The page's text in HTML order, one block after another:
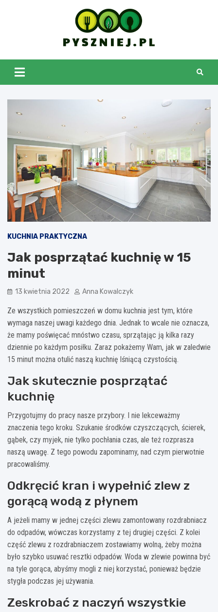
pyszniej.pl
KUCHNIA PRAKTYCZNA
Jak posprzątać kuchnię w 15
minut
13 kwietnia 2022 Anna Kowalczyk
Ze wszystkich pomieszczeń w domu kuchnia jest tym, które
wymaga naszej uwagi każdego dnia. Jednak to wcale nie oznacza,
że mamy poświęcać mnóstwo czasu, sprzątając ją kilka razy
dziennie po każdym posiłku. Zaraz pokażemy Wam, jak w zaledwie
15 minut można otulić naszą kuchnię lśniącą czystością.
Jak skutecznie posprzątać
kuchnię
Przygotujmy do pracy nasze przybory. I nie lekceważmy
znaczenia tego kroku. Szukanie środków czyszczących, ścierek,
gąbek, czy myjek, nie tylko pochłania czas, ale też rozprasza
naszą uwagę. Z tego powodu zapominamy, nad czym pierwotnie
pracowaliśmy.
Odkręcić kran i wypełnić zlew z
gorącą wodą z płynem
A jeżeli mamy w jednej części zlewu zamontowany rozdrabniacz
do odpadów, wówczas korzystamy z tej drugiej części. Z kolei
część zlewu z rozdrabniaczem zostawiamy wolną, żeby można
było szybko usuwać resztki odpadów. Woda w zlewie powinna być
na tyle gorąca, abyśmy mogli z niej korzystać, ponieważ będzie
stygła podczas jej używania.
Zeskrobać z naczyń wszystkie